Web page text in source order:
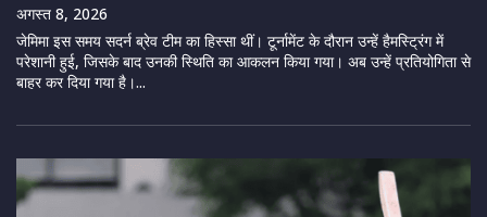
अगस्त 8, 2026
जेमिमा इस समय सदर्न ब्रेव टीम का हिस्सा थीं। टूर्नामेंट के दौरान उन्हें हैमस्ट्रिंग में
परेशानी हुई, जिसके बाद उनकी स्थिति का आकलन किया गया। अब उन्हें प्रतियोगिता से
बाहर कर दिया गया है।...